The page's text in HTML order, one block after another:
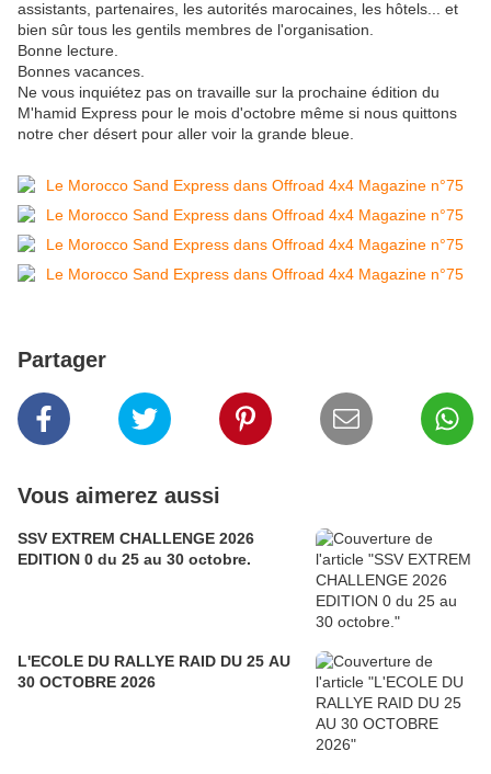
assistants, partenaires, les autorités marocaines, les hôtels... et
bien sûr tous les gentils membres de l'organisation.
Bonne lecture.
Bonnes vacances.
Ne vous inquiétez pas on travaille sur la prochaine édition du
M'hamid Express pour le mois d'octobre même si nous quittons
notre cher désert pour aller voir la grande bleue.
Partager
Vous aimerez aussi
SSV EXTREM CHALLENGE 2026
EDITION 0 du 25 au 30 octobre.
L'ECOLE DU RALLYE RAID DU 25 AU
30 OCTOBRE 2026